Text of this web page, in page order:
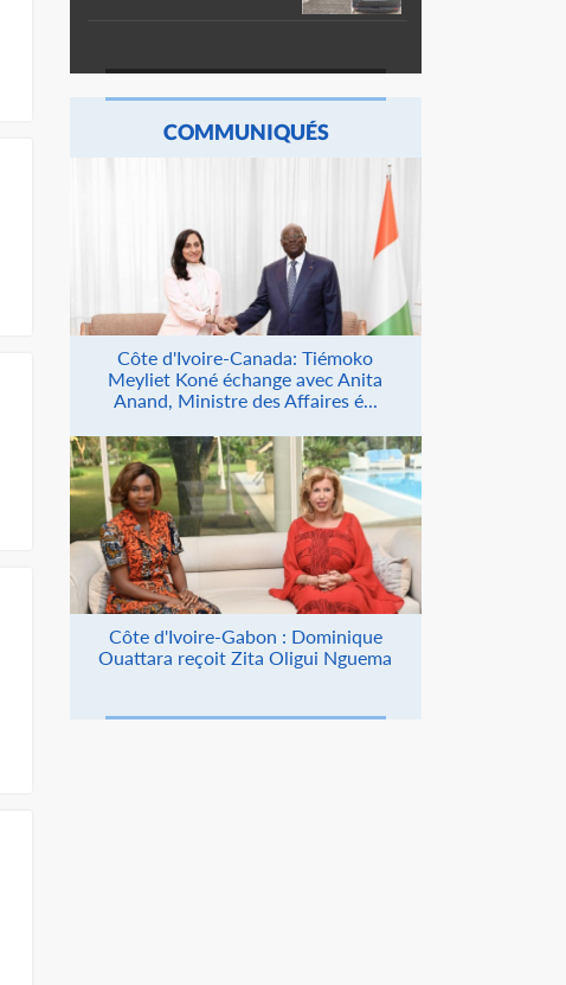
COMMUNIQUÉS
Côte d'Ivoire-Canada: Tiémoko
Meyliet Koné échange avec Anita
Anand, Ministre des Affaires é...
Côte d'Ivoire-Gabon : Dominique
Ouattara reçoit Zita Oligui Nguema